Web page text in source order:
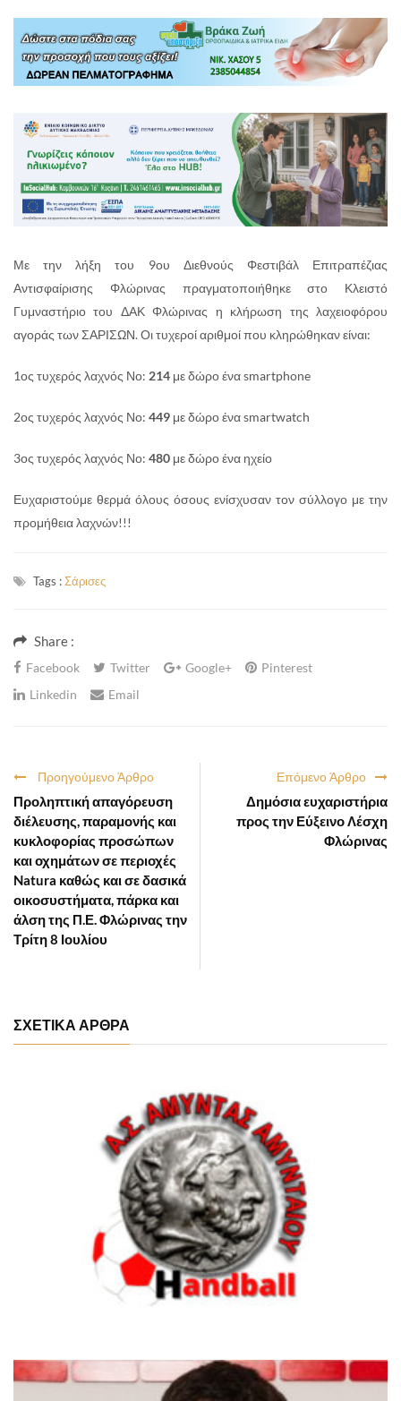
Με την λήξη του 9ου Διεθνούς Φεστιβάλ Επιτραπέζιας
Αντισφαίρισης Φλώρινας πραγματοποιήθηκε στο Κλειστό
Γυμναστήριο του ΔΑΚ Φλώρινας η κλήρωση της λαχειοφόρου
αγοράς των ΣΑΡΙΣΩΝ. Οι τυχεροί αριθμοί που κληρώθηκαν είναι:
1ος τυχερός λαχνός Νο: 214 με δώρο ένα smartphone
2ος τυχερός λαχνός Νο: 449 με δώρο ένα smartwatch
3ος τυχερός λαχνός Νο: 480 με δώρο ένα ηχείο
Ευχαριστούμε θερμά όλους όσους ενίσχυσαν τον σύλλογο με την
προμήθεια λαχνών!!!
Tags :Σάρισες
Share :
Facebook Twitter Google+
Pinterest
Linkedin
Email
Επόμενο Άρθρο
Δημόσια ευχαριστήρια
προς την Εύξεινο Λέσχη
Φλώρινας
Προηγούμενο Άρθρο
Προληπτική απαγόρευση
διέλευσης, παραμονής και
κυκλοφορίας προσώπων
και οχημάτων σε περιοχές
Natura καθώς και σε δασικά
οικοσυστήματα, πάρκα και
άλση της Π.Ε. Φλώρινας την
Τρίτη 8 Ιουλίου
ΣΧΕΤΙΚΑ ΑΡΘΡΑ